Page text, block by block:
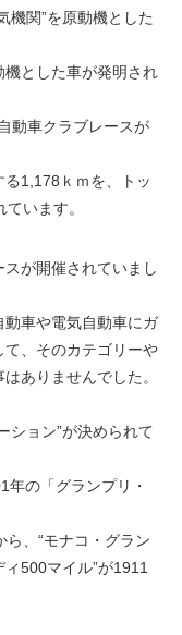
機関”を原動機とした
とした車が発明され
動車クラブレースが
1,178ｋｍを、トッ
います。
が開催されていまし
動車や電気自動車にガ
て、そのカテゴリーや
ありませんでした。
ション”が決められて
年の「グランプリ・
ら、“モナコ・グラン
500マイル”が1911